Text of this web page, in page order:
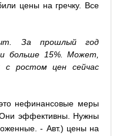
цены на гречку. Все
За прошлый год
больше 15%. Может,
с ростом цен сейчас
нефинансовые меры
Они эффективны. Нужны
- Авт.) цены на